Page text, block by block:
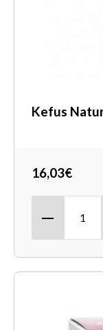
Kefus
16,03€